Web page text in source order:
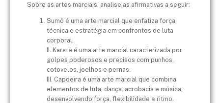
Sobre as artes marciais, analise as afirmativas a seguir:
Sumô é uma arte marcial que enfatiza força,
técnica e estratégia em confrontos de luta
corporal.
II. Karatê é uma arte marcial caracterizada por
golpes poderosos e precisos com punhos,
cotovelos, joelhos e pernas.
III. Capoeira é uma arte marcial que combina
elementos de luta, dança, acrobacia e música,
desenvolvendo força, flexibilidade e ritmo.